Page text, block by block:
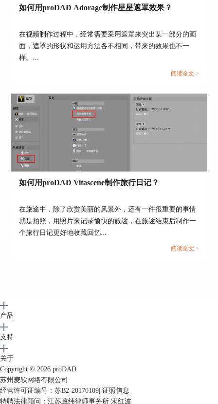
通过以上设置，视频A和视频B就能以轮播的形式
运动了。
的“导出序列”，会弹出相关的导出设置，自由选择
存储位置和格式即可。
图8：轮播效果图
如何用proDAD Adorage制作星星遮罩效果？
在视频制作过程中，经常需要采用遮罩来突出某一部分的画
面，遮罩的形状和运用方法各不相同，带来的效果也不一
样。...
阅读全文 >
如何用proDAD Vitascene制作旅行日记？
在旅途中，除了欣赏美丽的风景外，还有一件很重要的事情
就是拍照，用照片来记录愉快的旅途，在旅途结束后制作一
个旅行日记更好地收藏回忆...
阅读全文 >
产品
支持
关于
Copyright © 2026 proDAD
苏州麦软网络有限公司
经营许可证编号：苏B2-20170109 证照信息
特聘法律顾问：江苏政纬律师事务所 宋红波